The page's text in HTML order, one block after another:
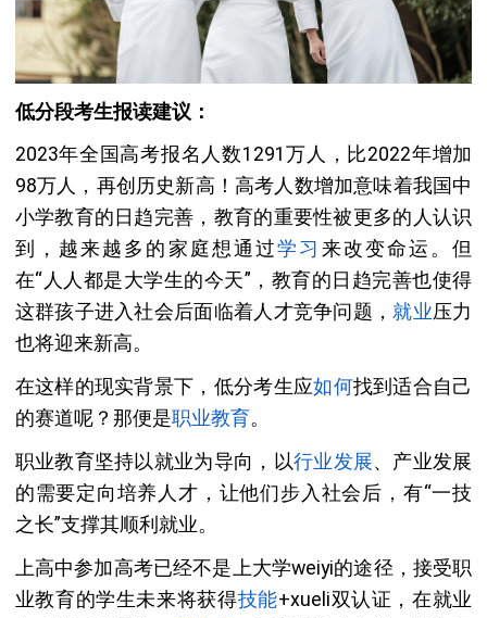
低分段考生报读建议：
2023年全国高考报名人数1291万人，比2022年增加
98万人，再创历史新高！高考人数增加意味着我国中
小学教育的日趋完善，教育的重要性被更多的人认识
到，越来越多的家庭想通过学习 来改变命运。但
在“人人都是大学生的今天”，教育的日趋完善也使得
这群孩子进入社会后面临着人才竞争问题，就业压力
也将迎来新高。
在这样的现实背景下，低分考生应如何找到适合自己
的赛道呢？那便是职业教育。
职业教育坚持以就业为导向，以行业发展、产业发展
的需要定向培养人才，让他们步入社会后，有“一技
之长”支撑其顺利就业。
上高中参加高考已经不是上大学weiyi的途径，接受职
业教育的学生未来将获得技能+xueli双认证，在就业